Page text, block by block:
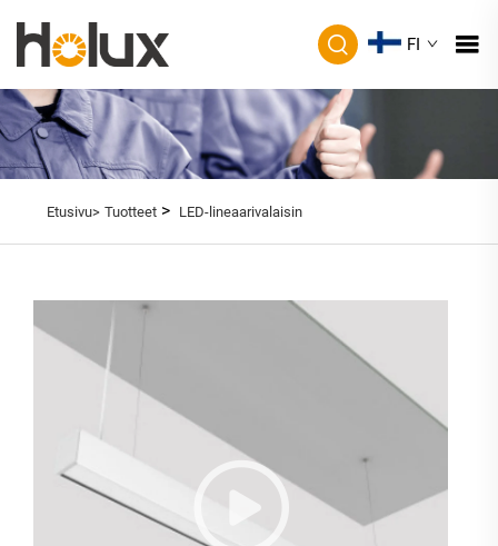
FI
Etusivu> Tuotteet> LED-lineaarivalaisin